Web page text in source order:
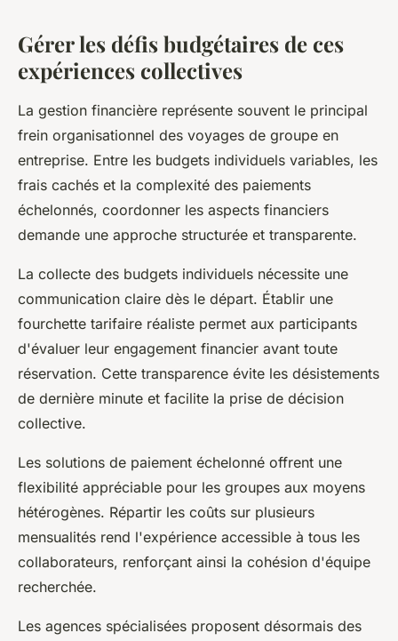
Gérer les défis budgétaires de ces
expériences collectives
La gestion financière représente souvent le principal
frein organisationnel des voyages de groupe en
entreprise. Entre les budgets individuels variables, les
frais cachés et la complexité des paiements
échelonnés, coordonner les aspects financiers
demande une approche structurée et transparente.
La collecte des budgets individuels nécessite une
communication claire dès le départ. Établir une
fourchette tarifaire réaliste permet aux participants
d'évaluer leur engagement financier avant toute
réservation. Cette transparence évite les désistements
de dernière minute et facilite la prise de décision
collective.
Les solutions de paiement échelonné offrent une
flexibilité appréciable pour les groupes aux moyens
hétérogènes. Répartir les coûts sur plusieurs
mensualités rend l'expérience accessible à tous les
collaborateurs, renforçant ainsi la cohésion d'équipe
recherchée.
Les agences spécialisées proposent désormais des